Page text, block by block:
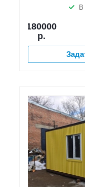
В
180000
р.